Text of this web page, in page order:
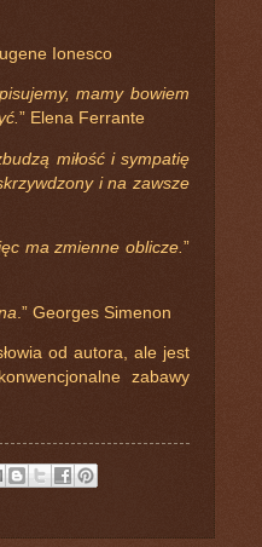
Ionesco
mamy bowiem
” Elena Ferrante
miłość i sympatię
i na zawsze
ma zmienne oblicze.”
.” Georges Simenon
od autora, ale jest
zabawy